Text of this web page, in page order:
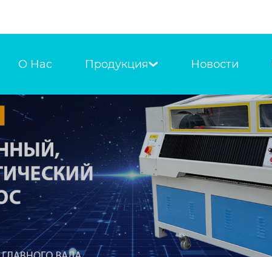
О Hас Продукция Новости